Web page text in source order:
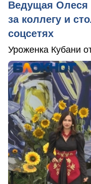
Ведущая Олеся
за коллегу и
соцсетях
Уроженка Кубани